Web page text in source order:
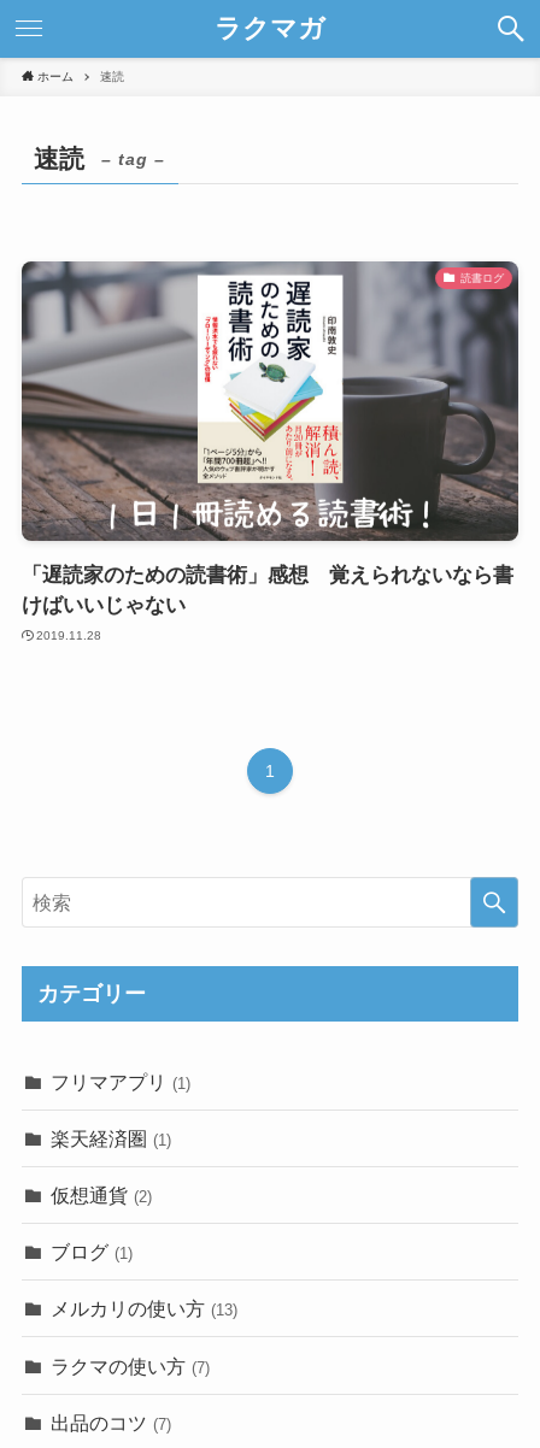
ラクマガ
ホーム 速読
速読 – tag –
読書ログ
「遅読家のための読書術」感想 覚えられないなら書
けばいいじゃない
2019.11.28
1
カテゴリー
フリマアプリ (1)
楽天経済圏 (1)
仮想通貨 (2)
ブログ (1)
メルカリの使い方 (13)
ラクマの使い方 (7)
出品のコツ (7)